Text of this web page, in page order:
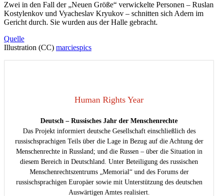
Zwei in den Fall der „Neuen Größe“ verwickelte Personen – Ruslan
Kostylenkov und Vyacheslav Kryukov – schnitten sich Adern im
Gericht durch. Sie wurden aus der Halle gebracht.
Quelle
Illustration (СС) marciespics
Human Rights Year
Deutsch – Russisches Jahr der Menschenrechte
Das Projekt informiert deutsche Gesellschaft einschließlich des
russischsprachigen Teils über die Lage in Bezug auf die Achtung der
Menschenrechte in Russland; und die Russen – über die Situation in
diesem Bereich in Deutschland. Unter Beteiligung des russischen
Menschenrechtszentrums „Memorial“ und des Forums der
russischsprachigen Europäer sowie mit Unterstützung des deutschen
Auswärtigen Amtes realisiert.